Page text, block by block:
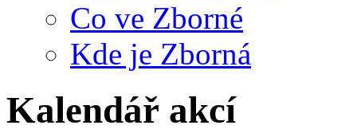
Co ve Zborné
Kde je Zborná
Kalendář akcí